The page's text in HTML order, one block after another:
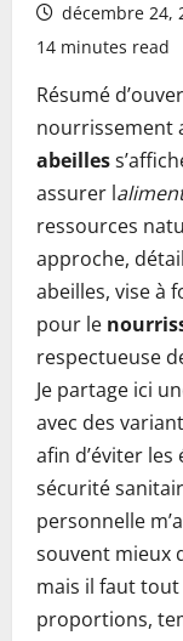
décembre 24,
14 minutes read
Résumé
nourrissement
abeilles
assurer l
ressources
approche,
abeilles, vise à
pour le
respectueuse
Je partage ici
avec des
afin d’éviter
sécurité
personnelle
souvent mieux
mais il faut
proportions,